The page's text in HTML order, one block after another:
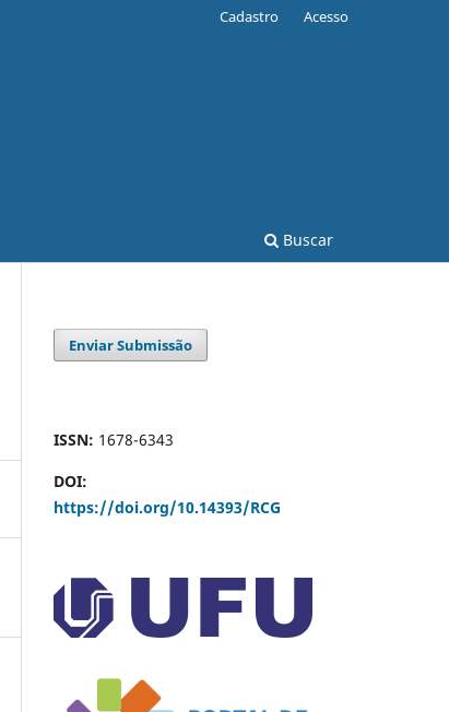
Buscar
Cadastro Acesso
Enviar Submissão
ISSN: 1678-6343
DOI:
https://doi.org/10.14393/RCG